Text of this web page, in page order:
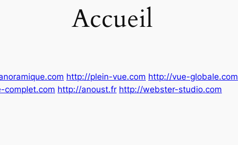
Accueil
http://plein-vue.com http://vue-globale.com
complet.com http://anoust.fr http://webster-studio.com